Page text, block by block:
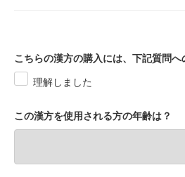
こちらの漢方の購入には、下記質問へ
理解しました
この漢方を使用される方の年齢は？